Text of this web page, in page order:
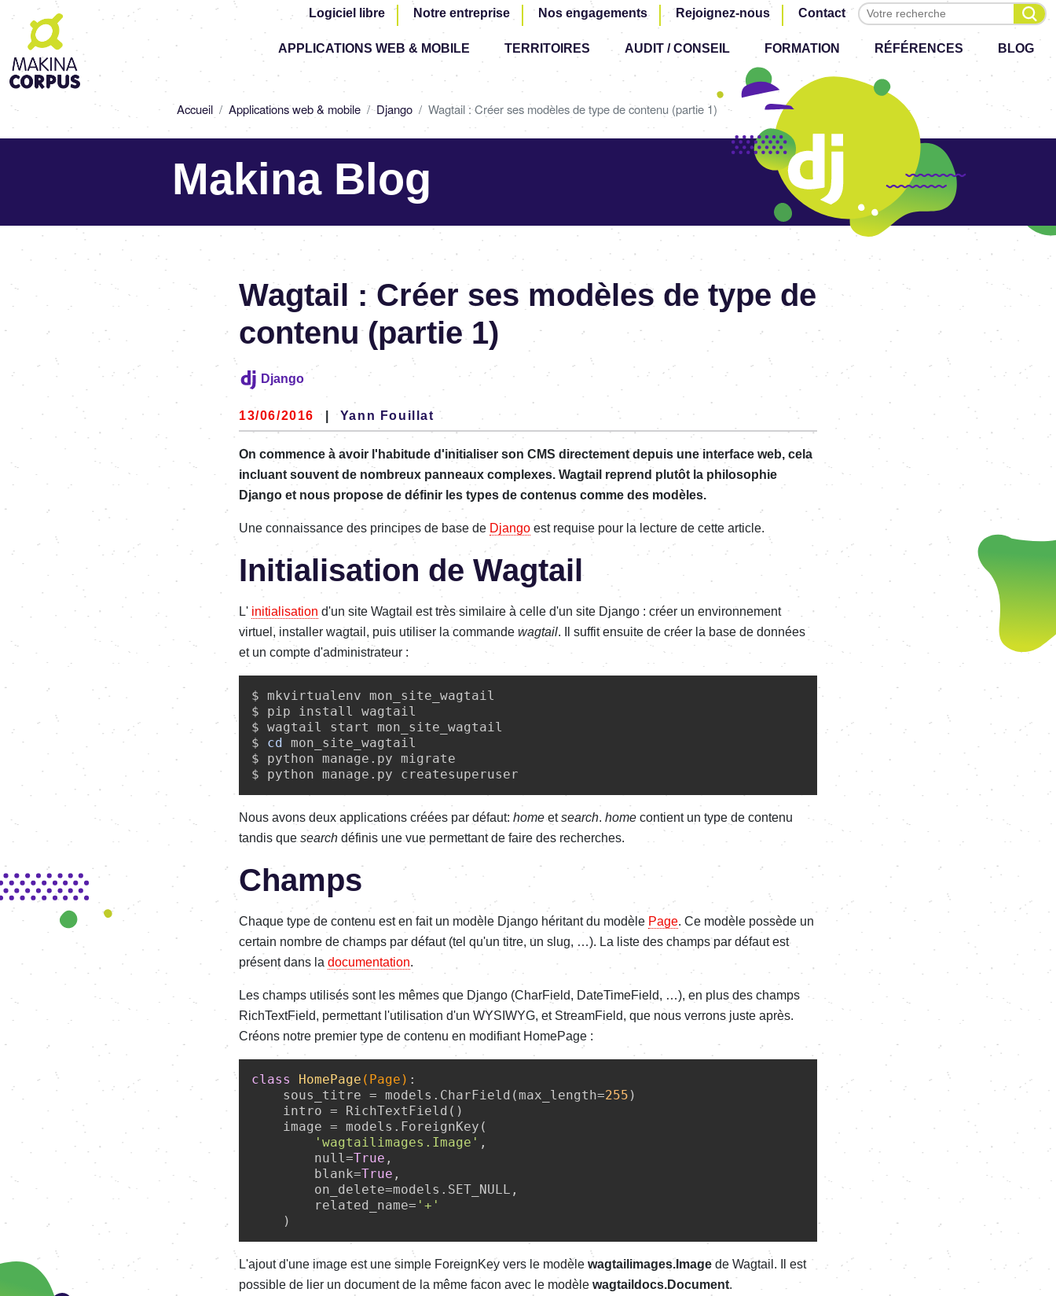
Aller
contenu
principal
Logiciel libre Notre entreprise Nos engagements Rejoignez-nous Contact Effectuer une recherche
Top
Main
navigation
APPLICATIONS WEB & MOBILE TERRITOIRES AUDIT / CONSEIL FORMATION RÉFÉRENCES BLOG
d'Ariane
Accueil Applications web & mobile Django Wagtail : Créer ses modèles de type de contenu (partie 1)
Makina Blog
Wagtail : Créer ses modèles de type de
contenu (partie 1)
Django
13/06/2016 Yann Fouillat
On commence à avoir l'habitude d'initialiser son CMS directement depuis une interface web, cela
incluant souvent de nombreux panneaux complexes. Wagtail reprend plutôt la philosophie
Django et nous propose de définir les types de contenus comme des modèles.
Une connaissance des principes de base de Django est requise pour la lecture de cette article.
Initialisation de Wagtail
L' initialisation d'un site Wagtail est très similaire à celle d'un site Django : créer un environnement
virtuel, installer wagtail, puis utiliser la commande wagtail. Il suffit ensuite de créer la base de données
et un compte d'administrateur :
$ mkvirtualenv mon_site_wagtail
$ pip install wagtail
$ wagtail start mon_site_wagtail
$ cd mon_site_wagtail
$ python manage.py migrate
Nous avons deux applications créées par défaut: homeetsearch. home contient un type de contenu
tandis que search définis une vue permettant de faire des recherches.
Champs
Chaque type de contenu est en fait un modèle Django héritant du modèle Page. Ce modèle possède un
certain nombre de champs par défaut (tel qu'un titre, un slug, …). La liste des champs par défaut est
présent dans la documentation.
Les champs utilisés sont les mêmes que Django (CharField, DateTimeField, …), en plus des champs
RichTextField, permettant l'utilisation d'un WYSIWYG, et StreamField, que nous verrons juste après.
Créons notre premier type de contenu en modifiant HomePage :
class HomePage ( Page ) :
    sous_titre = models.CharField(max_length=
255 )
    intro = RichTextField()
    image = models.ForeignKey(
'wagtailimages.Image' ,
        null=
True ,
        blank=
True ,
        on_delete=models.SET_NULL,
        related_name=
'+'
L'ajout d'une image est une simple ForeignKey vers le modèle wagtailimages.Imagede Wagtail. Il est
possible de lier un document de la même facon avec le modèle wagtaildocs.Document.